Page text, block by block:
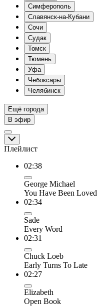
Симферополь
Славянск-на-Кубани
Сочи
Судак
Томск
Тюмень
Уфа
Чебоксары
Челябинск
Ещё города
В эфир
Плейлист
02:38
George Michael
You Have Been Loved
02:34
Sade
Every Word
02:31
Chuck Loeb
Early Turns To Late
02:27
Elizabeth
Open Book